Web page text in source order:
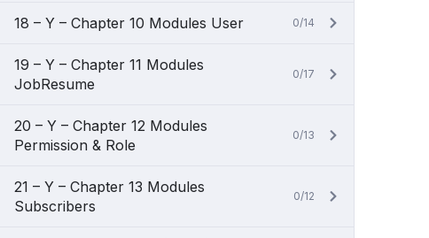
18 – Y – Chapter 10 Modules User 0/14
19 – Y – Chapter 11 Modules
JobResume
0/17
20 – Y – Chapter 12 Modules
Permission & Role
0/13
21 – Y – Chapter 13 Modules
Subscribers
0/12